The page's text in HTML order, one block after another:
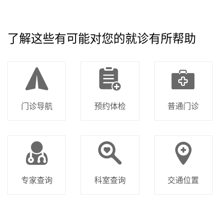
了解这些有可能对您的就诊有所帮助
门诊导航 预约体检 普通门诊
专家查询 科室查询 交通位置